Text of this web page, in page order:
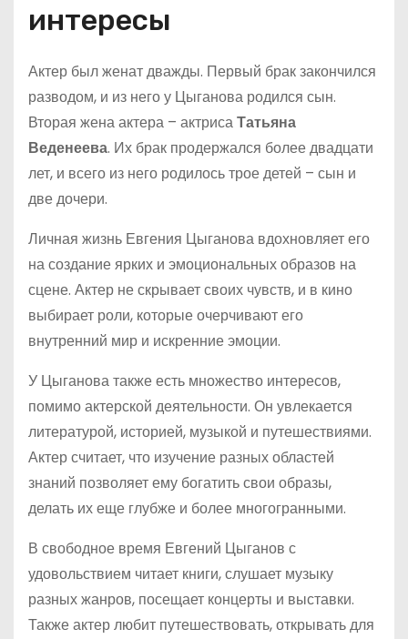
интересы
Актер был женат дважды. Первый брак закончился
разводом, и из него у Цыганова родился сын.
Вторая жена актера – актрисаТатьяна
Веденеева. Их брак продержался более двадцати
лет, и всего из него родилось трое детей – сын и
две дочери.
Личная жизнь Евгения Цыганова вдохновляет его
на создание ярких и эмоциональных образов на
сцене. Актер не скрывает своих чувств, и в кино
выбирает роли, которые очерчивают его
внутренний мир и искренние эмоции.
У Цыганова также есть множество интересов,
помимо актерской деятельности. Он увлекается
литературой, историей, музыкой и путешествиями.
Актер считает, что изучение разных областей
знаний позволяет ему богатить свои образы,
делать их еще глубже и более многогранными.
В свободное время Евгений Цыганов с
удовольствием читает книги, слушает музыку
разных жанров, посещает концерты и выставки.
Также актер любит путешествовать, открывать для